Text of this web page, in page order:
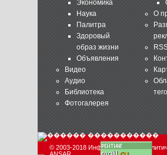
Экономика
Наука
Палитра
Здоровый
образ жизни
Объявления
Видео
Аудио
Библиотека
Фотогалерея
О
© 2003-2018 Информационно-